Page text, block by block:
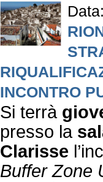
INCONTRO
Si terrà
presso la
Clarisse
Buffer Zone